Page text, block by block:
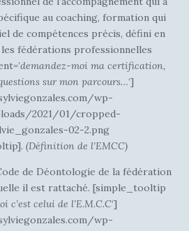
au coaching, formation qui
de compétences précis, défini en
fédérations professionnelles
demandez-moi ma certification,
sur mon parcours…‘]
. (Définition de l’EMCC)
de Déontologie de la fédération
il est rattaché. [simple_tooltip
c’est celui de l’E.M.C.C‘]